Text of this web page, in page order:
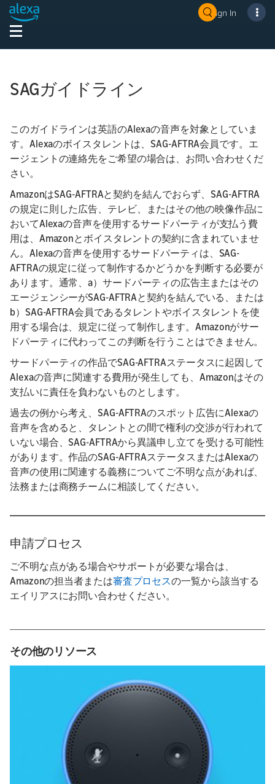
Sign In
SAGガイドライン
このガイドラインは英語のAlexaの音声を対象としていま
す。Alexaのボイスタレントは、SAG-AFTRA会員です。エ
ージェントの連絡先をご希望の場合は、お問い合わせくだ
さい。
AmazonはSAG-AFTRAと契約を結んでおらず、SAG-AFTRA
の規定に則した広告、テレビ、またはその他の映像作品に
おいてAlexaの音声を使用するサードパーティが支払う費
用は、Amazonとボイスタレントの契約に含まれていませ
ん。Alexaの音声を使用するサードパーティは、SAG-
AFTRAの規定に従って制作するかどうかを判断する必要が
あります。通常、a）サードパーティの広告主またはその
エージェンシーがSAG-AFTRAと契約を結んでいる、または
b）SAG-AFTRA会員であるタレントやボイスタレントを使
用する場合は、規定に従って制作します。Amazonがサー
ドパーティに代わってこの判断を行うことはできません。
サードパーティの作品でSAG-AFTRAステータスに起因して
Alexaの音声に関連する費用が発生しても、Amazonはその
支払いに責任を負わないものとします。
過去の例から考え、SAG-AFTRAのスポット広告にAlexaの
音声を含めると、タレントとの間で権利の交渉が行われて
いない場合、SAG-AFTRAから異議申し立てを受ける可能性
があります。作品のSAG-AFTRAステータスまたはAlexaの
音声の使用に関連する義務についてご不明な点があれば、
法務または商務チームに相談してください。
申請プロセス
ご不明な点がある場合やサポートが必要な場合は、
Amazonの担当者または審査プロセスの一覧から該当する
エイリアスにお問い合わせください。
その他のリソース